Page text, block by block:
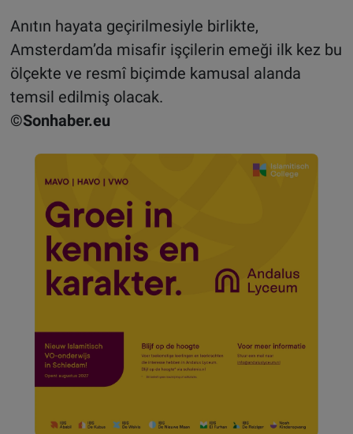
Anıtın hayata geçirilmesiyle birlikte,
Amsterdam’da misafir işçilerin emeği ilk kez bu
ölçekte ve resmî biçimde kamusal alanda
temsil edilmiş olacak.
©Sonhaber.eu